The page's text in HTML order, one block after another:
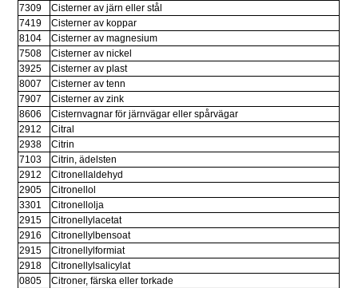
7309
Cisterner av järn eller stål
7419
Cisterner av koppar
8104
Cisterner av magnesium
7508
Cisterner av nickel
3925
Cisterner av plast
8007
Cisterner av tenn
7907
Cisterner av zink
8606
Cisternvagnar för järnvägar eller spårvägar
2912
Citral
2938
Citrin
7103
Citrin, ädelsten
2912
Citronellaldehyd
2905
Citronellol
3301
Citronellolja
2915
Citronellylacetat
2916
Citronellylbensoat
2915
Citronellylformiat
2918
Citronellylsalicylat
0805
Citroner, färska eller torkade